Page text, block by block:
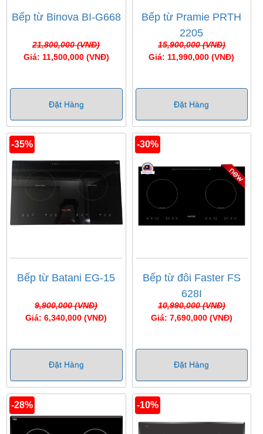
Bếp từ Binova BI-G668
21,800,000 (VNĐ)
Giá: 11,500,000 (VNĐ)
Đặt Hàng
Bếp từ Pramie PRTH
2205
15,900,000 (VNĐ)
Giá: 11,990,000 (VNĐ)
Đặt Hàng
-35%
Bếp từ Batani EG-15
9,900,000 (VNĐ)
Giá: 6,340,000 (VNĐ)
Đặt Hàng
-30%
Bếp từ đôi Faster FS
628I
10,990,000 (VNĐ)
Giá: 7,690,000 (VNĐ)
Đặt Hàng
-28% -10%